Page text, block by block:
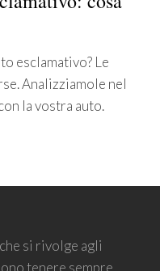
esclamativo? Le
Analizziamole nel
la vostra auto.
si rivolge agli
tenere sempre